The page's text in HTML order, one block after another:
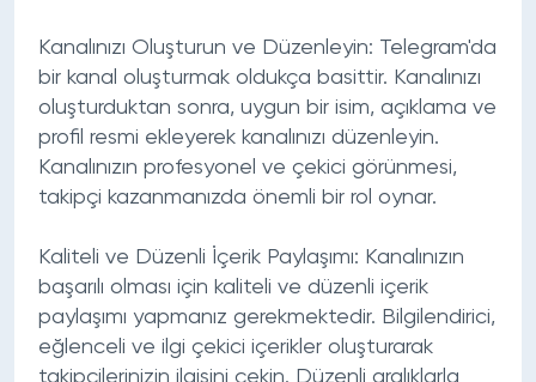
Kanalınızı Oluşturun ve Düzenleyin: Telegram'da
bir kanal oluşturmak oldukça basittir. Kanalınızı
oluşturduktan sonra, uygun bir isim, açıklama ve
profil resmi ekleyerek kanalınızı düzenleyin.
Kanalınızın profesyonel ve çekici görünmesi,
takipçi kazanmanızda önemli bir rol oynar.
Kaliteli ve Düzenli İçerik Paylaşımı: Kanalınızın
başarılı olması için kaliteli ve düzenli içerik
paylaşımı yapmanız gerekmektedir. Bilgilendirici,
eğlenceli ve ilgi çekici içerikler oluşturarak
takipçilerinizin ilgisini çekin. Düzenli aralıklarla